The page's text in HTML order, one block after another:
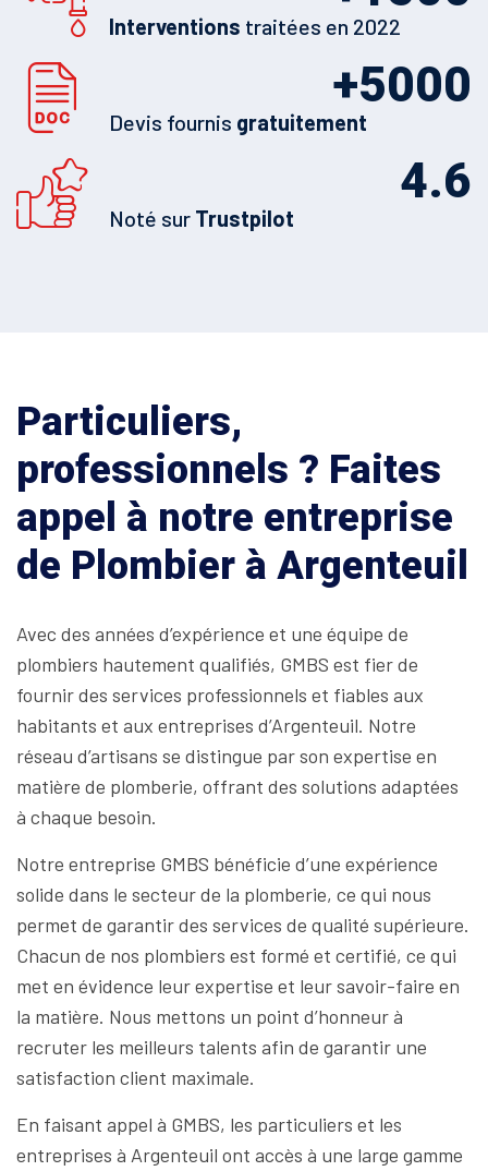
Interventions traitées en 2022
5000
+
Devis fournis gratuitement
4.6
Noté sur Trustpilot
Particuliers,
professionnels ? Faites
appel à notre entreprise
de Plombier à Argenteuil
Avec des années d’expérience et une équipe de
plombiers hautement qualifiés, GMBS est fier de
fournir des services professionnels et fiables aux
habitants et aux entreprises d’Argenteuil. Notre
réseau d’artisans se distingue par son expertise en
matière de plomberie, offrant des solutions adaptées
à chaque besoin.
Notre entreprise GMBS bénéficie d’une expérience
solide dans le secteur de la plomberie, ce qui nous
permet de garantir des services de qualité supérieure.
Chacun de nos plombiers est formé et certifié, ce qui
met en évidence leur expertise et leur savoir-faire en
la matière. Nous mettons un point d’honneur à
recruter les meilleurs talents afin de garantir une
satisfaction client maximale.
En faisant appel à GMBS, les particuliers et les
entreprises à Argenteuil ont accès à une large gamme